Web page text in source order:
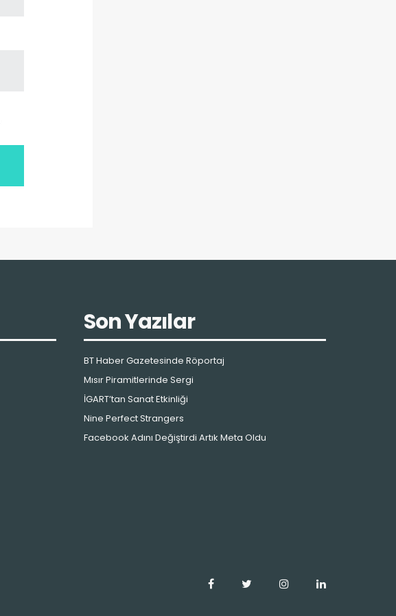
Son Yazılar
BT Haber Gazetesinde Röportaj
Mısır Piramitlerinde Sergi
İGART’tan Sanat Etkinliği
Nine Perfect Strangers
Facebook Adını Değiştirdi Artık Meta Oldu